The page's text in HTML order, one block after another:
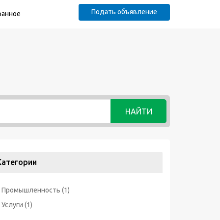
Подать объявление
НАЙТИ
Промышленность (1)
Услуги (1)